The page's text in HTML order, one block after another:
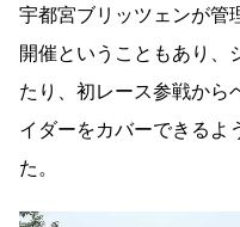
宇都宮ブリッツェンが管
開催ということもあり、
たり、初レース参戦から
イダーをカバーできるよ
た。